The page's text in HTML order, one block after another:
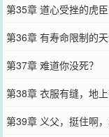
第35章 道心受挫的虎臣
第36章 有寿命限制的
第37章 难道你没死？
第38章 衣服有缝，地
第39章 义父，挺住啊